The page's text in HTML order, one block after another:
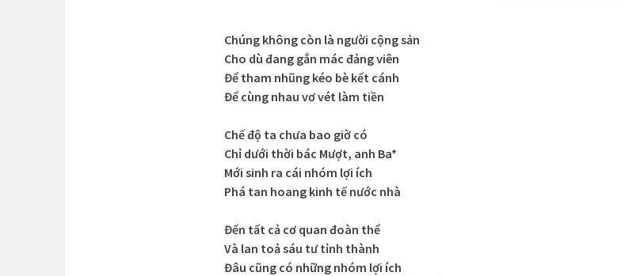
Chúng không còn là người cộng sản
Cho dù đang gắn mác đảng viên
Để tham nhũng kéo bè kết cánh
Để cùng nhau vơ vét làm tiền
Chế độ ta chưa bao giờ có
Chỉ dưới thời bác Mượt, anh Ba*
Mới sinh ra cái nhóm lợi ích
Phá tan hoang kinh tế nước nhà
Đến tất cả cơ quan đoàn thể
Và lan toả sáu tư tỉnh thành
Đâu cũng có những nhóm lợi ích